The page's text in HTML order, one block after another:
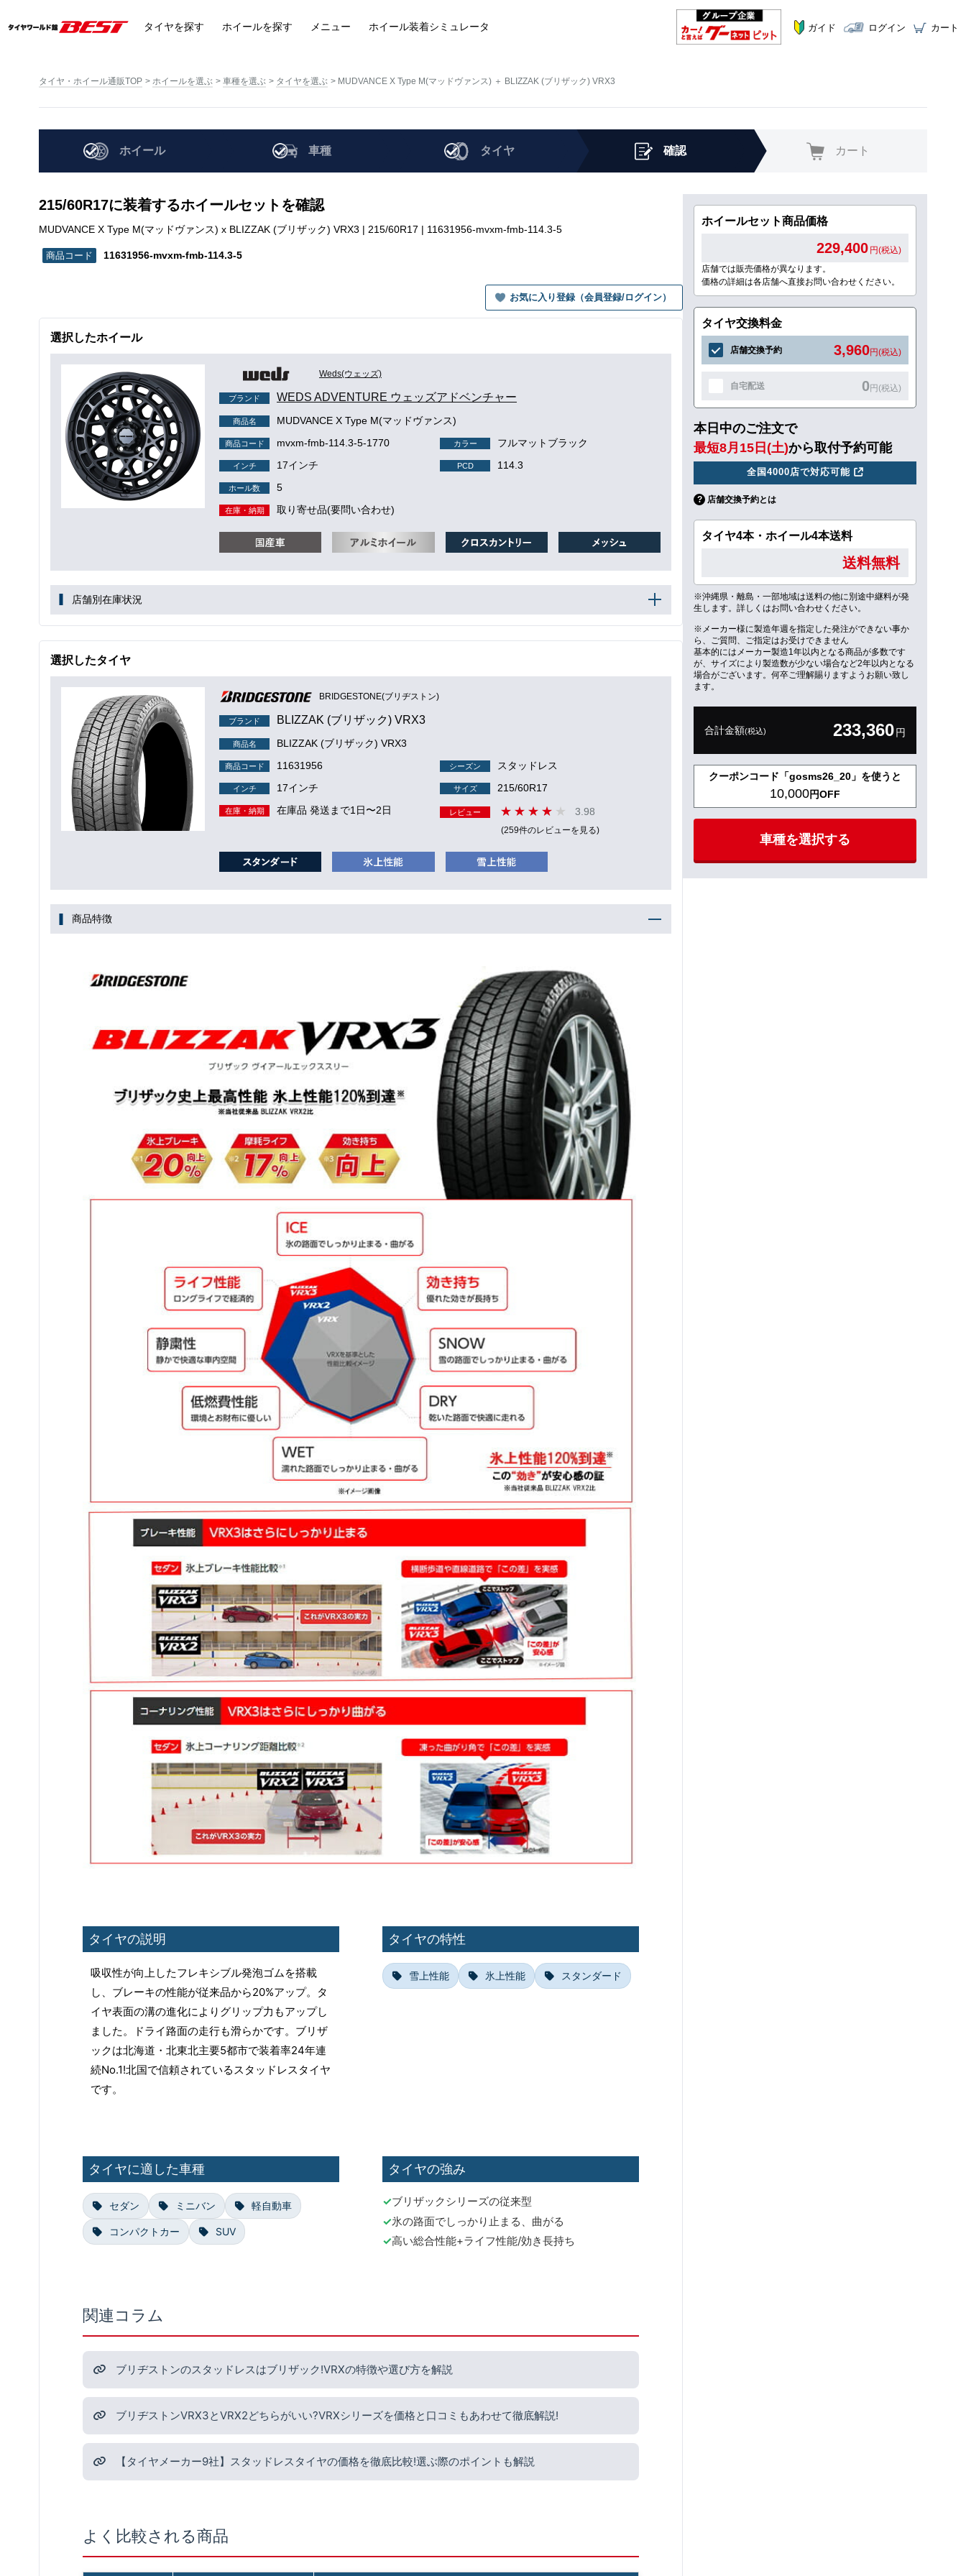
タイヤを探す ホイールを探す メニュー ホイール装着シミュレータ ガイド ログイン カート
タイヤ・ホイール通販TOP ホイールを選ぶ 車種を選ぶ タイヤを選ぶ MUDVANCE X Type M(マッドヴァンス) ＋ BLIZZAK (ブリザック) VRX3
ホイール 車種 タイヤ 確認 カート
215/60R17に装着するホイールセットを確認
MUDVANCE X Type M(マッドヴァンス) x BLIZZAK (ブリザック) VRX3 | 215/60R17 | 11631956-mvxm-fmb-114.3-5
11631956-mvxm-fmb-114.3-5
お気に入り登録（会員登録/ログイン）
選択したホイール
Weds(ウェッズ)
ブランド WEDS ADVENTURE ウェッズアドベンチャー
商品名 MUDVANCE X Type M(マッドヴァンス)
商品コード mvxm-fmb-114.3-5-1770 カラー フルマットブラック
インチ 17インチ PCD 114.3
ホール数 5
在庫・納期 取り寄せ品(要問い合わせ)
店舗別在庫状況
選択したタイヤ
BRIDGESTONE(ブリヂストン)
ブランド BLIZZAK (ブリザック) VRX3
商品名 BLIZZAK (ブリザック) VRX3
商品コード 11631956 シーズン スタッドレス
インチ 17インチ サイズ 215/60R17
在庫・納期 在庫品 発送まで1日〜2日 レビュー 3.98
(259件のレビューを見る)
商品特徴
タイヤの説明
吸収性が向上したフレキシブル発泡ゴムを搭載
し、ブレーキの性能が従来品から20%アップ。タ
イヤ表面の溝の進化によりグリップ力もアップし
ました。ドライ路面の走行も滑らかです。ブリザ
ックは北海道・北東北主要5都市で装着率24年連
続No.1!北国で信頼されているスタッドレスタイヤ
です。
タイヤの特性
雪上性能 氷上性能 スタンダード
タイヤに適した車種
セダン ミニバン 軽自動車
コンパクトカー SUV
タイヤの強み
ブリザックシリーズの従来型
氷の路面でしっかり止まる、曲がる
高い総合性能+ライフ性能/効き長持ち
関連コラム
ブリヂストンのスタッドレスはブリザック!VRXの特徴や選び方を解説
ブリヂストンVRX3とVRX2どちらがいい?VRXシリーズを価格と口コミもあわせて徹底解説!
【タイヤメーカー9社】スタッドレスタイヤの価格を徹底比較!選ぶ際のポイントも解説
よく比較される商品
ホイールセット商品価格
229,400 円(税込)
店舗では販売価格が異なります。
価格の詳細は各店舗へ直接お問い合わせください。
タイヤ交換料金
店舗交換予約 3,960円(税込)
自宅配送 0円(税込)
本日中のご注文で
最短8月15日(土)から取付予約可能
全国4000店で対応可能
店舗交換予約とは
タイヤ4本・ホイール4本送料
送料無料
※沖縄県・離島・一部地域は送料の他に別途中継料が発
生します。詳しくはお問い合わせください。
※メーカー様に製造年週を指定した発注ができない事か
ら、ご質問、ご指定はお受けできません
基本的にはメーカー製造1年以内となる商品が多数です
が、サイズにより製造数が少ない場合など2年以内となる
場合がございます。何卒ご理解賜りますようお願い致し
ます。
合計金額(税込) 233,360円
クーポンコード「gosms26_20」を使うと
10,000円OFF
車種を選択する